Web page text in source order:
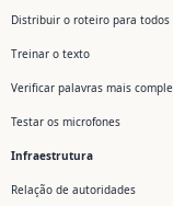
Distribuir o roteiro para todos
Treinar o texto
Verificar palavras mais
Testar os microfones
Infraestrutura
Relação de autoridades